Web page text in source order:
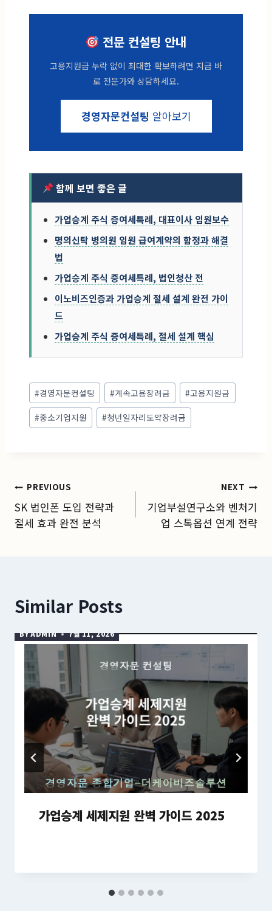
전문 컨설팅 안내
고용지원금 누락 없이 최대한 확보하려면 지금 바
로 전문가와 상담하세요.
경영자문컨설팅 알아보기
함께 보면 좋은 글
가업승계 주식 증여세특례, 대표이사 임원보수
명의신탁 병의원 임원 급여계약의 함정과 해결
법
가업승계 주식 증여세특례, 법인청산 전
이노비즈인증과 가업승계 절세 설계 완전 가이
드
가업승계 주식 증여세특례, 절세 설계 핵심
Post
Tags:
#경영자문컨설팅 #계속고용장려금 #고용지원금
#중소기업지원 #청년일자리도약장려금
글
탐
PREVIOUS
SK 법인폰 도입 전략과
절세 효과 완전 분석
NEXT
기업부설연구소와 벤처기
업 스톡옵션 연계 전략
Similar Posts
가업승계 세제지원 완벽 가이드 2025
BYADMIN 7월 11, 2026